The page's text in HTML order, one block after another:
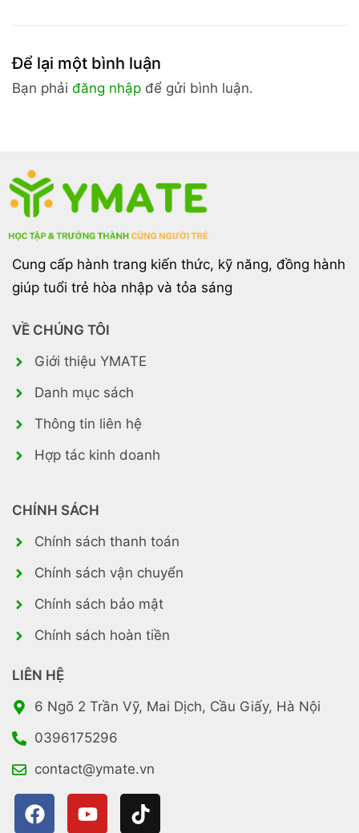
dopamine tích
luyện kỹ năng
Để lại một bình luận
Bạn phải đăng nhập để gửi bình luận.
Cung cấp hành trang kiến thức, kỹ năng, đồng hành
giúp tuổi trẻ hòa nhập và tỏa sáng
VỀ CHÚNG TÔI
Giới thiệu YMATE
Danh mục sách
Thông tin liên hệ
Hợp tác kinh doanh
CHÍNH SÁCH
Chính sách thanh toán
Chính sách vận chuyển
Chính sách bảo mật
Chính sách hoàn tiền
LIÊN HỆ
6 Ngõ 2 Trần Vỹ, Mai Dịch, Cầu Giấy, Hà Nội
0396175296
contact@ymate.vn